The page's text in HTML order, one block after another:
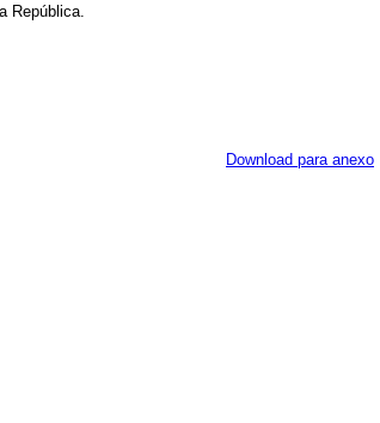
República.
Download para anexo